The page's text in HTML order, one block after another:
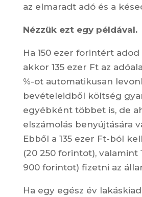
az elmaradt adó és a
Nézzük ezt egy példával.
Ha 150 ezer forintért adod
akkor 135 ezer Ft az
%-ot automatikusan
bevételeidből költség
egyébként többet is, de
elszámolás benyújtására
Ebből a 135 ezer Ft-ból kell
(20 250 forintot), valamint
900 forintot) fizetni az
Ha egy egész év